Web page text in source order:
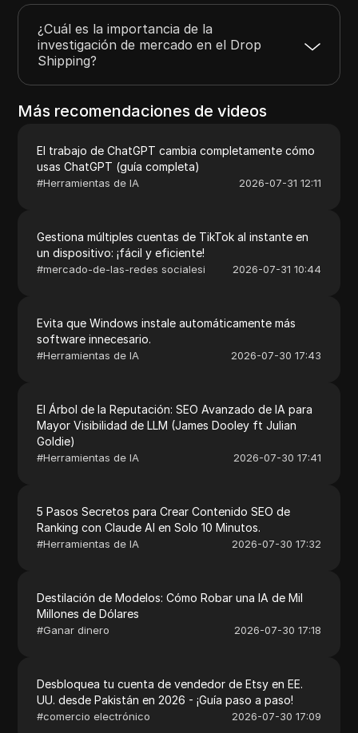
¿Cuál es la importancia de la
investigación de mercado en el Drop
Shipping?
Más recomendaciones de videos
El trabajo de ChatGPT cambia completamente cómo
usas ChatGPT (guía completa)
#Herramientas de IA 2026-07-31 12:11
Gestiona múltiples cuentas de TikTok al instante en
un dispositivo: ¡fácil y eficiente!
#mercado-de-las-redes socialesi 2026-07-31 10:44
Evita que Windows instale automáticamente más
software innecesario.
#Herramientas de IA 2026-07-30 17:43
El Árbol de la Reputación: SEO Avanzado de IA para
Mayor Visibilidad de LLM (James Dooley ft Julian
Goldie)
#Herramientas de IA 2026-07-30 17:41
5 Pasos Secretos para Crear Contenido SEO de
Ranking con Claude AI en Solo 10 Minutos.
#Herramientas de IA 2026-07-30 17:32
Destilación de Modelos: Cómo Robar una IA de Mil
Millones de Dólares
#Ganar dinero 2026-07-30 17:18
Desbloquea tu cuenta de vendedor de Etsy en EE.
UU. desde Pakistán en 2026 - ¡Guía paso a paso!
#comercio electrónico 2026-07-30 17:09